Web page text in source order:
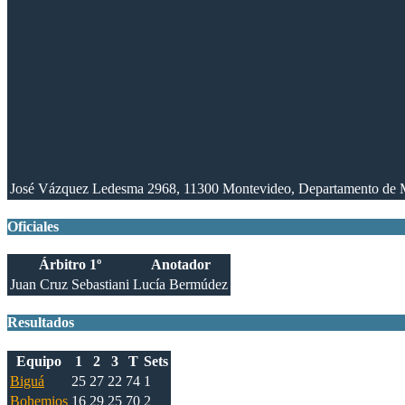
José Vázquez Ledesma 2968, 11300 Montevideo, Departamento de
Oficiales
Árbitro 1º
Anotador
Juan Cruz Sebastiani Lucía Bermúdez
Resultados
Equipo 1 2 3 T Sets
Biguá
25 27 22 74 1
Bohemios 16 29 25 70 2